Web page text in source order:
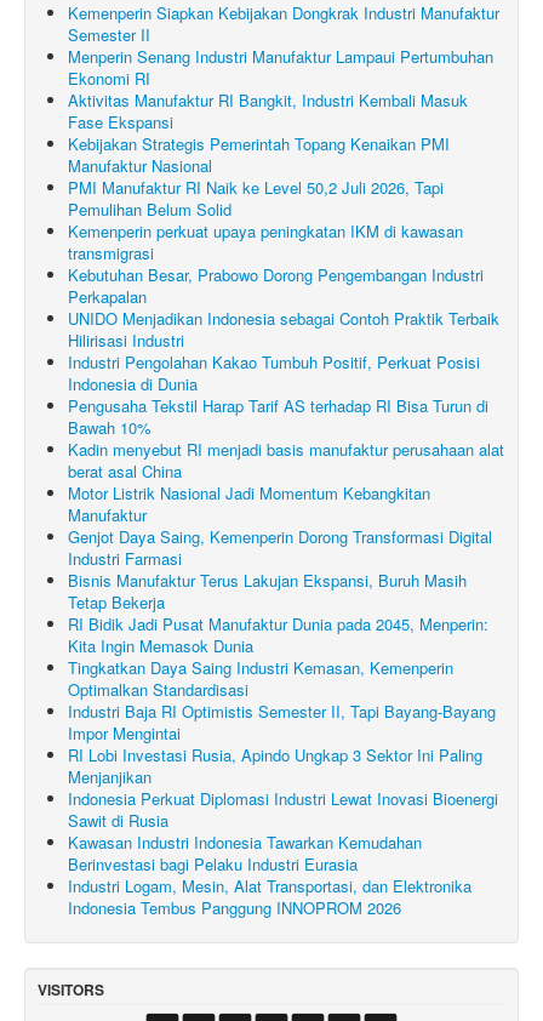
Kemenperin Siapkan Kebijakan Dongkrak Industri Manufaktur
Semester II
Menperin Senang Industri Manufaktur Lampaui Pertumbuhan
Ekonomi RI
Aktivitas Manufaktur RI Bangkit, Industri Kembali Masuk
Fase Ekspansi
Kebijakan Strategis Pemerintah Topang Kenaikan PMI
Manufaktur Nasional
PMI Manufaktur RI Naik ke Level 50,2 Juli 2026, Tapi
Pemulihan Belum Solid
Kemenperin perkuat upaya peningkatan IKM di kawasan
transmigrasi
Kebutuhan Besar, Prabowo Dorong Pengembangan Industri
Perkapalan
UNIDO Menjadikan Indonesia sebagai Contoh Praktik Terbaik
Hilirisasi Industri
Industri Pengolahan Kakao Tumbuh Positif, Perkuat Posisi
Indonesia di Dunia
Pengusaha Tekstil Harap Tarif AS terhadap RI Bisa Turun di
Bawah 10%
Kadin menyebut RI menjadi basis manufaktur perusahaan alat
berat asal China
Motor Listrik Nasional Jadi Momentum Kebangkitan
Manufaktur
Genjot Daya Saing, Kemenperin Dorong Transformasi Digital
Industri Farmasi
Bisnis Manufaktur Terus Lakujan Ekspansi, Buruh Masih
Tetap Bekerja
RI Bidik Jadi Pusat Manufaktur Dunia pada 2045, Menperin:
Kita Ingin Memasok Dunia
Tingkatkan Daya Saing Industri Kemasan, Kemenperin
Optimalkan Standardisasi
Industri Baja RI Optimistis Semester II, Tapi Bayang-Bayang
Impor Mengintai
RI Lobi Investasi Rusia, Apindo Ungkap 3 Sektor Ini Paling
Menjanjikan
Indonesia Perkuat Diplomasi Industri Lewat Inovasi Bioenergi
Sawit di Rusia
Kawasan Industri Indonesia Tawarkan Kemudahan
Berinvestasi bagi Pelaku Industri Eurasia
Industri Logam, Mesin, Alat Transportasi, dan Elektronika
Indonesia Tembus Panggung INNOPROM 2026
VISITORS